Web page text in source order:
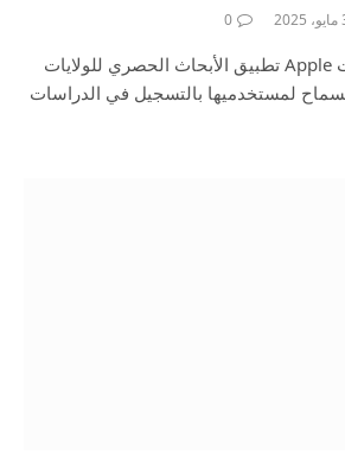
0
في عام 2019 ، أطلقت Apple تطبيق الأبحاث الحصري للولايات
لمستخدميها بالتسجيل في الدراسات